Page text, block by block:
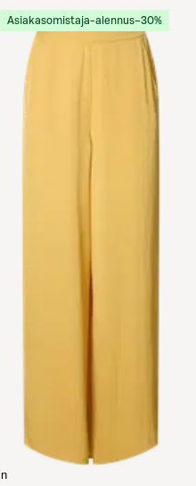
Asiakasomistaja-alennus−30%